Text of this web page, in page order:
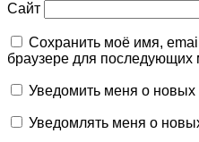
Сайт
Сохранить моё имя,
браузере для последующих
Уведомить меня о
Уведомлять меня о